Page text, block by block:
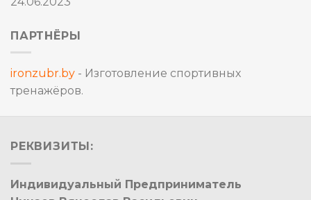
ПАРТНЁРЫ
ironzubr.by - Изготовление спортивных
тренажёров.
РЕКВИЗИТЫ:
Индивидуальный Предприниматель